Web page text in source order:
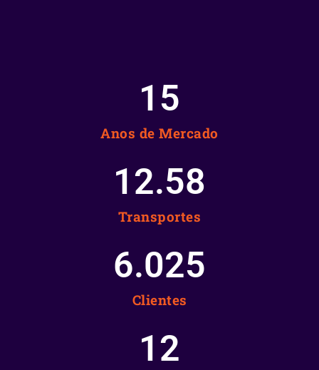
Anos de Mercado
15
Transportes
12.58
Clientes
6.025
12